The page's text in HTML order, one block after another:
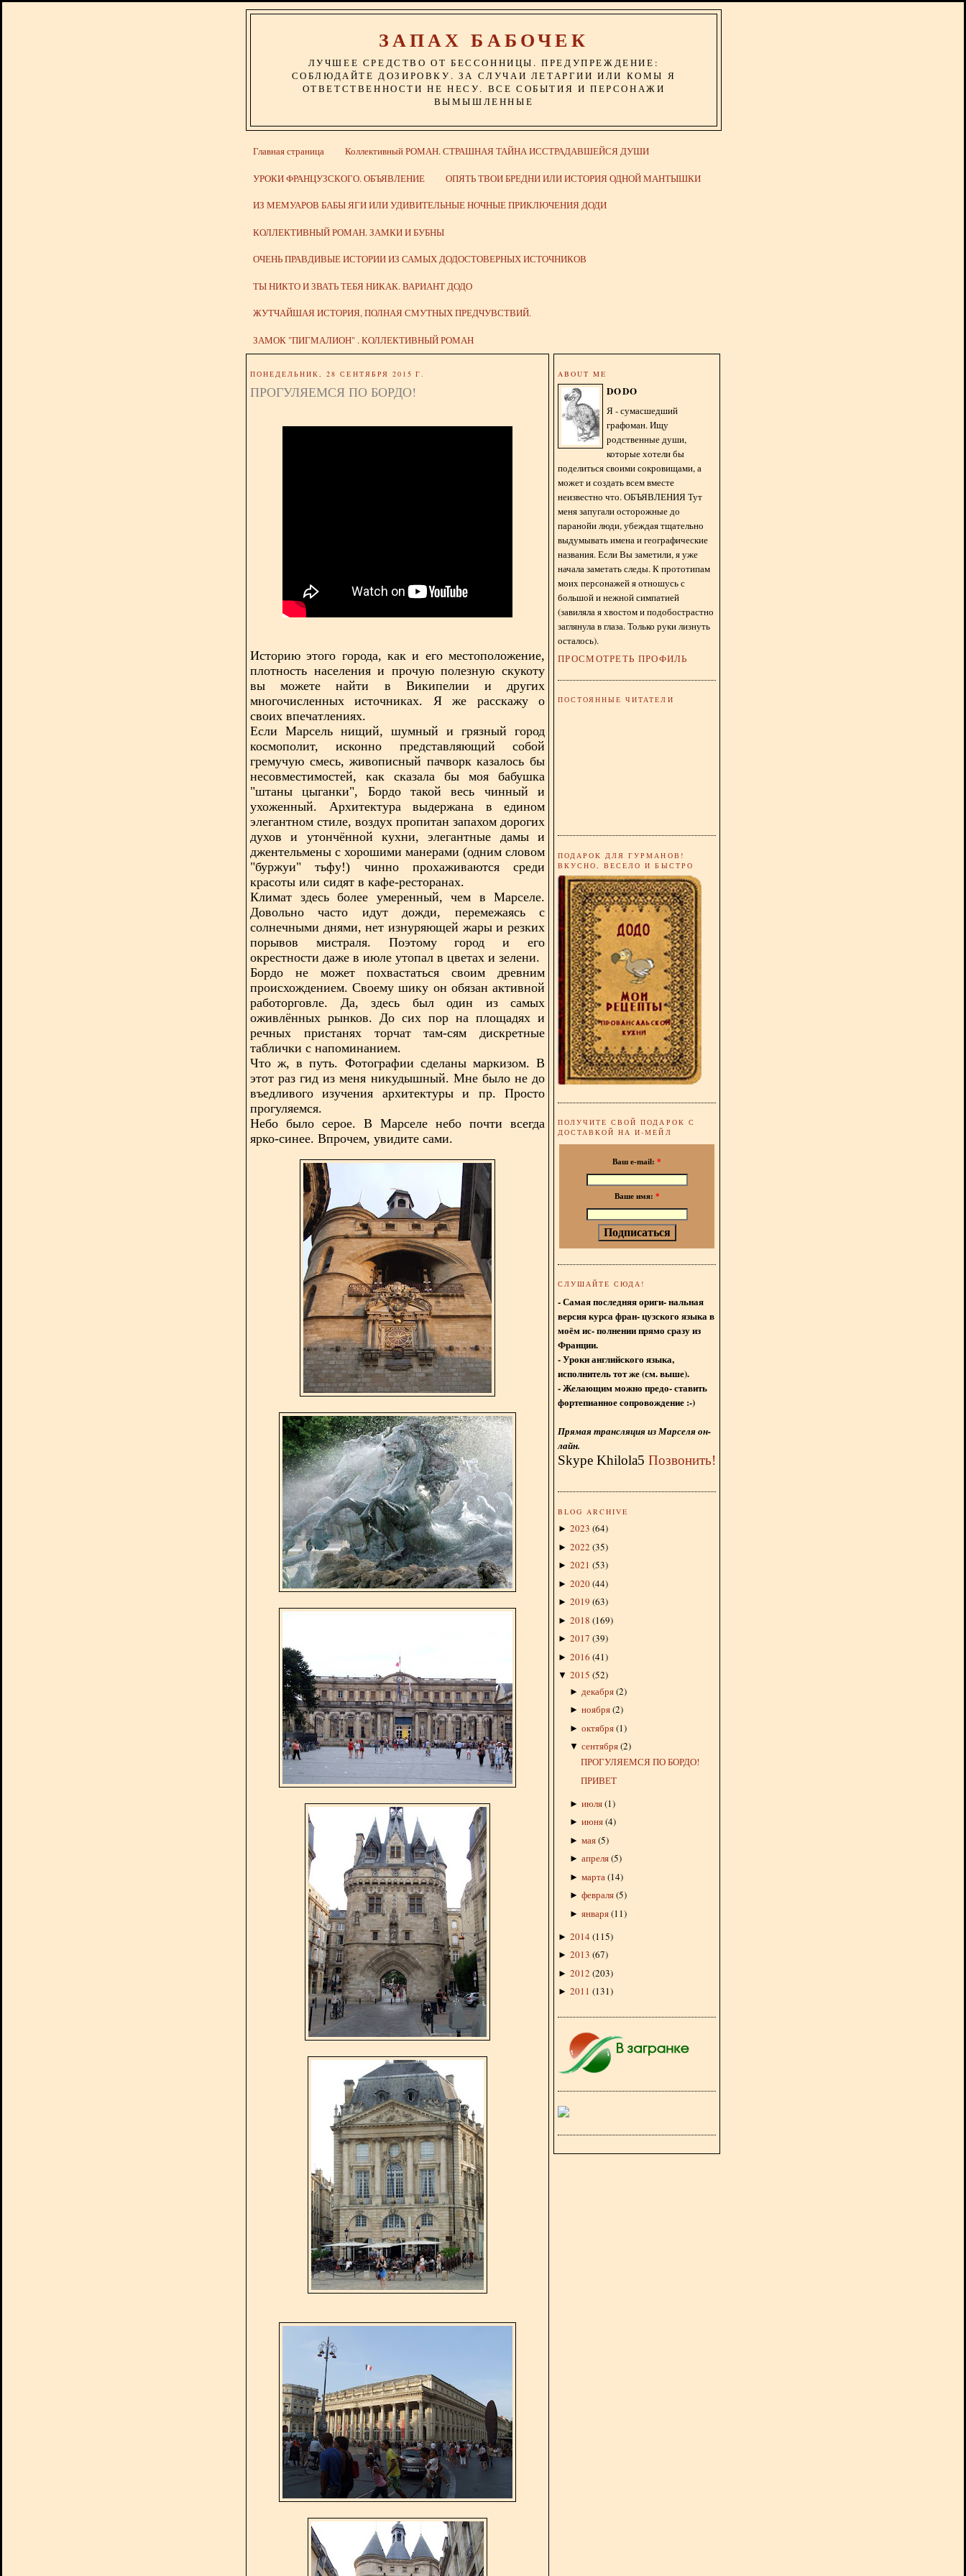
ЗАПАХ БАБОЧЕК
ЛУЧШЕЕ СРЕДСТВО ОТ БЕССОННИЦЫ. ПРЕДУПРЕЖДЕНИЕ:
СОБЛЮДАЙТЕ ДОЗИРОВКУ. ЗА СЛУЧАИ ЛЕТАРГИИ ИЛИ КОМЫ Я
ОТВЕТСТВЕННОСТИ НЕ НЕСУ. ВСЕ СОБЫТИЯ И ПЕРСОНАЖИ
ВЫМЫШЛЕННЫЕ
Главная страница Коллективный РОМАН. СТРАШНАЯ ТАЙНА ИССТРАДАВШЕЙСЯ ДУШИ
УРОКИ ФРАНЦУЗСКОГО. ОБЪЯВЛЕНИЕ ОПЯТЬ ТВОИ БРЕДНИ ИЛИ ИСТОРИЯ ОДНОЙ МАНТЫШКИ
ИЗ МЕМУАРОВ БАБЫ ЯГИ ИЛИ УДИВИТЕЛЬНЫЕ НОЧНЫЕ ПРИКЛЮЧЕНИЯ ДОДИ
КОЛЛЕКТИВНЫЙ РОМАН. ЗАМКИ И БУБНЫ
ОЧЕНЬ ПРАВДИВЫЕ ИСТОРИИ ИЗ САМЫХ ДОДОСТОВЕРНЫХ ИСТОЧНИКОВ
ТЫ НИКТО И ЗВАТЬ ТЕБЯ НИКАК. ВАРИАНТ ДОДО
ЖУТЧАЙШАЯ ИСТОРИЯ, ПОЛНАЯ СМУТНЫХ ПРЕДЧУВСТВИЙ.
ЗАМОК "ПИГМАЛИОН" . КОЛЛЕКТИВНЫЙ РОМАН
ПОНЕДЕЛЬНИК, 28 СЕНТЯБРЯ 2015 Г.
ПРОГУЛЯЕМСЯ ПО БОРДО!
Историю этого города, как и его местоположение,
плотность населения и прочую полезную скукоту
вы можете найти в Википелии и других
многочисленных источниках. Я же расскажу о
своих впечатлениях.
Если Марсель нищий, шумный и грязный город
космополит, исконно представляющий собой
гремучую смесь, живописный пачворк казалось бы
несовместимостей, как сказала бы моя бабушка
"штаны цыганки", Бордо такой весь чинный и
ухоженный. Архитектура выдержана в едином
элегантном стиле, воздух пропитан запахом дорогих
духов и утончённой кухни, элегантные дамы и
джентельмены с хорошими манерами (одним словом
"буржуи" тьфу!) чинно прохаживаются среди
красоты или сидят в кафе-ресторанах.
Климат здесь более умеренный, чем в Марселе.
Довольно часто идут дожди, перемежаясь с
солнечными днями, нет изнуряющей жары и резких
порывов мистраля. Поэтому город и его
окрестности даже в июле утопал в цветах и зелени.
Бордо не может похвастаться своим древним
происхождением. Своему шику он обязан активной
работорговле. Да, здесь был один из самых
оживлённых рынков. До сих пор на площадях и
речных пристанях торчат там-сям дискретные
таблички с напоминанием.
Что ж, в путь. Фотографии сделаны маркизом. В
этот раз гид из меня никудышный. Мне было не до
въедливого изучения архитектуры и пр. Просто
прогуляемся.
Небо было серое. В Марселе небо почти всегда
ярко-синее. Впрочем, увидите сами.
ABOUT ME
DODO
Я - сумасшедший
графоман. Ищу
родственные души,
которые хотели бы
поделиться своими сокровищами, а
может и создать всем вместе
неизвестно что. ОБЪЯВЛЕНИЯ Тут
меня запугали осторожные до
паранойи люди, убеждая тщательно
выдумывать имена и географические
названия. Если Вы заметили, я уже
начала заметать следы. К прототипам
моих персонажей я отношусь с
большой и нежной симпатией
(завиляла я хвостом и подобострастно
заглянула в глаза. Только руки лизнуть
осталось).
ПРОСМОТРЕТЬ ПРОФИЛЬ
ПОСТОЯННЫЕ ЧИТАТЕЛИ
ПОДАРОК ДЛЯ ГУРМАНОВ!
ВКУСНО, ВЕСЕЛО И БЫСТРО
ПОЛУЧИТЕ СВОЙ ПОДАРОК С
ДОСТАВКОЙ НА И-МЕЙЛ
Ваш e-mail: *
Ваше имя: *
СЛУШАЙТЕ СЮДА!
- Самая последняя ориги- нальная
версия курса фран- цузского языка в
моём ис- полнении прямо сразу из
Франции.
- Уроки английского языка,
исполнитель тот же (см. выше).
- Желающим можно предо- ставить
фортепианное сопровождение :-)
Прямая трансляция из Марселя он-
лайн.
Skype Khilola5 Позвонить!
BLOG ARCHIVE
► 2023 (64)
► 2022 (35)
► 2021 (53)
► 2020(44)
► 2019 (63)
► 2018 (169)
► 2017 (39)
► 2016 (41)
▼ 2015 (52)
► декабря(2)
► ноября(2)
► октября(1)
▼ сентября(2)
ПРОГУЛЯЕМСЯ ПО БОРДО!
ПРИВЕТ
► июля(1)
► июня(4)
► мая(5)
► апреля(5)
► марта(14)
► февраля(5)
► января(11)
► 2014 (115)
► 2013 (67)
► 2012 (203)
► 2011 (131)